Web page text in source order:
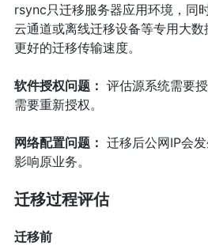
rsync只迁移服务器应用环境，同
云通道或离线迁移设备等专用大
更好的迁移传输速度。
软件授权问题： 评估源系统需要
需要重新授权。
网络配置问题： 迁移后公网IP会
影响原业务。
迁移过程评估
迁移前